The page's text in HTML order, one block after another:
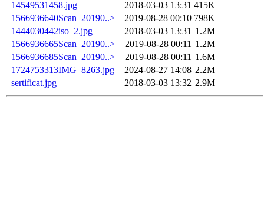
14549531458.jpg
2018-03-03 13:31 415K
1566936640Scan_20190..>
2019-08-28 00:10 798K
1444030442iso_2.jpg
2018-03-03 13:31 1.2M
1566936665Scan_20190..>
2019-08-28 00:11 1.2M
1566936685Scan_20190..>
2019-08-28 00:11 1.6M
1724753313IMG_8263.jpg
2024-08-27 14:08 2.2M
sertificat.jpg
2018-03-03 13:32 2.9M